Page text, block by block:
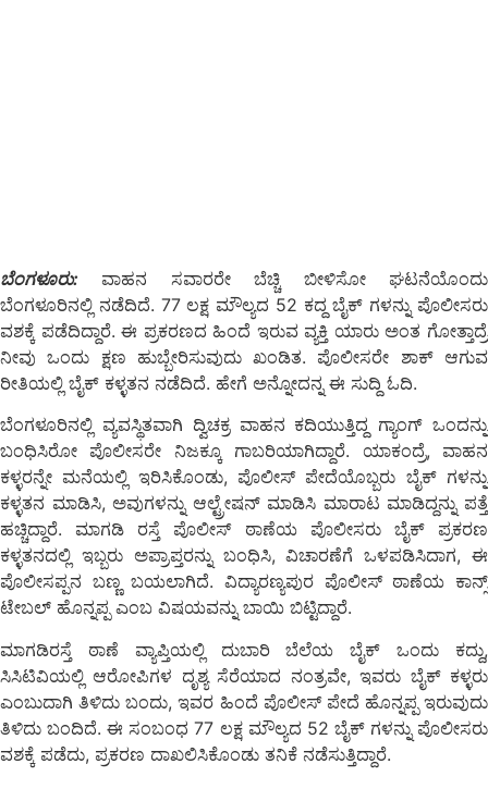
ಬೆಂಗಳೂರು: ವಾಹನ ಸವಾರರೇ ಬೆಚ್ಚಿ ಬೀಳಿಸೋ‍ ಘಟನೆಯೊಂದು
ಬೆಂಗಳೂರಿನಲ್ಲಿ ನಡೆದಿದೆ. 77 ಲಕ್ಷ ಮೌಲ್ಯದ 52 ಕದ್ದ ಬೈಕ್ ಗಳನ್ನು ಪೊಲೀಸರು
ವಶಕ್ಕೆ ಪಡೆದಿದ್ದಾರೆ. ಈ ಪ್ರಕರಣದ ಹಿಂದೆ ಇರುವ ವ್ಯಕ್ತಿ ಯಾರು ಅಂತ ಗೋತ್ತಾದ್ರೆ
ನೀವು ಒಂದು ಕ್ಷಣ ಹುಬ್ಬೇರಿಸುವುದು ಖಂಡಿತ. ಪೊಲೀಸರೇ ಶಾಕ್ ಆಗುವ
ರೀತಿಯಲ್ಲಿ ಬೈಕ್‌ ಕಳ್ಳತನ ನಡೆದಿದೆ. ಹೇಗೆ ಅನ್ನೋದನ್ನ ಈ ಸುದ್ದಿ ಓದಿ.
ಬೆಂಗಳೂರಿನಲ್ಲಿ ವ್ಯವಸ್ಥಿತವಾಗಿ ದ್ವಿಚಕ್ರ ವಾಹನ ಕದಿಯುತ್ತಿದ್ದ ಗ್ಯಾಂಗ್ ಒಂದನ್ನು
ಬಂಧಿಸಿರೋ ಪೊಲೀಸರೇ ನಿಜಕ್ಕೂ ಗಾಬರಿಯಾಗಿದ್ದಾರೆ. ಯಾಕಂದ್ರೆ, ವಾಹನ
ಕಳ್ಳರನ್ನೇ ಮನೆಯಲ್ಲಿ ಇರಿಸಿಕೊಂಡು, ಪೊಲೀಸ್ ಪೇದೆಯೊಬ್ಬರು ಬೈಕ್ ಗಳನ್ನು
ಕಳ್ಳತನ ಮಾಡಿಸಿ, ಅವುಗಳನ್ನು ಆಲ್ಟ್ರೇಷನ್ ಮಾಡಿಸಿ ಮಾರಾಟ ಮಾಡಿದ್ದನ್ನು ಪತ್ತೆ
ಹಚ್ಚಿದ್ದಾರೆ. ಮಾಗಡಿ ರಸ್ತೆ ಪೊಲೀಸ್ ಠಾಣೆಯ ಪೊಲೀಸರು ಬೈಕ್ ಪ್ರಕರಣ
ಕಳ್ಳತನದಲ್ಲಿ ಇಬ್ಬರು ಅಪ್ರಾಪ್ತರನ್ನು ಬಂಧಿಸಿ, ವಿಚಾರಣೆಗೆ ಒಳಪಡಿಸಿದಾಗ, ಈ
ಪೊಲೀಸಪ್ಪನ ಬಣ್ಣ ಬಯಲಾಗಿದೆ. ವಿದ್ಯಾರಣ್ಯಪುರ ಪೊಲೀಸ್ ಠಾಣೆಯ ಕಾನ್ಸ್
ಟೇಬಲ್ ಹೊನ್ನಪ್ಪ ಎಂಬ ವಿಷಯವನ್ನು ಬಾಯಿ ಬಿಟ್ಟಿದ್ದಾರೆ.
ಮಾಗಡಿರಸ್ತೆ ಠಾಣೆ ವ್ಯಾಪ್ತಿಯಲ್ಲಿ ದುಬಾರಿ ಬೆಲೆಯ ಬೈಕ್ ಒಂದು ಕದ್ದು,
ಸಿಸಿಟಿವಿಯಲ್ಲಿ ಆರೋಪಿಗಳ ದೃಶ್ಯ ಸೆರೆಯಾದ ನಂತ್ರವೇ, ಇವರು ಬೈಕ್ ಕಳ್ಳರು
ಎಂಬುದಾಗಿ ತಿಳಿದು ಬಂದು, ಇವರ ಹಿಂದೆ ಪೊಲೀಸ್ ಪೇದೆ ಹೊನ್ನಪ್ಪ ಇರುವುದು
ತಿಳಿದು ಬಂದಿದೆ. ಈ ಸಂಬಂಧ 77 ಲಕ್ಷ ಮೌಲ್ಯದ 52 ಬೈಕ್ ಗಳನ್ನು ಪೊಲೀಸರು
ವಶಕ್ಕೆ ಪಡೆದು, ಪ್ರಕರಣ ದಾಖಲಿಸಿಕೊಂಡು ತನಿಕೆ ನಡೆಸುತ್ತಿದ್ದಾರೆ.